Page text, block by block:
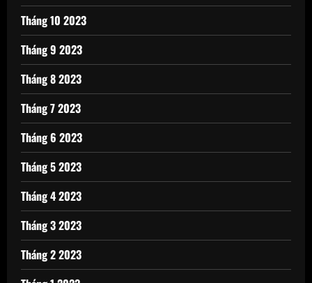
Tháng 10 2023
Tháng 9 2023
Tháng 8 2023
Tháng 7 2023
Tháng 6 2023
Tháng 5 2023
Tháng 4 2023
Tháng 3 2023
Tháng 2 2023